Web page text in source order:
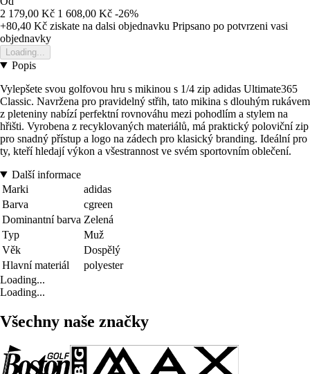
2 179,00 Kč 1 608,00 Kč -26%
+80,40 Kč ziskate na dalsi objednavku Pripsano po potvrzeni vasi
objednavky
Loading...
Popis
Vylepšete svou golfovou hru s mikinou s 1/4 zip adidas Ultimate365
Classic. Navržena pro pravidelný střih, tato mikina s dlouhým rukávem
z pleteniny nabízí perfektní rovnováhu mezi pohodlím a stylem na
hřišti. Vyrobena z recyklovaných materiálů, má praktický poloviční zip
pro snadný přístup a logo na zádech pro klasický branding. Ideální pro
ty, kteří hledají výkon a všestrannost ve svém sportovním oblečení.
Další informace
Marki
adidas
Barva
cgreen
Dominantní barva Zelená
Typ
Muž
Věk
Dospělý
Hlavní materiál
polyester
Loading...
Loading...
Všechny naše značky